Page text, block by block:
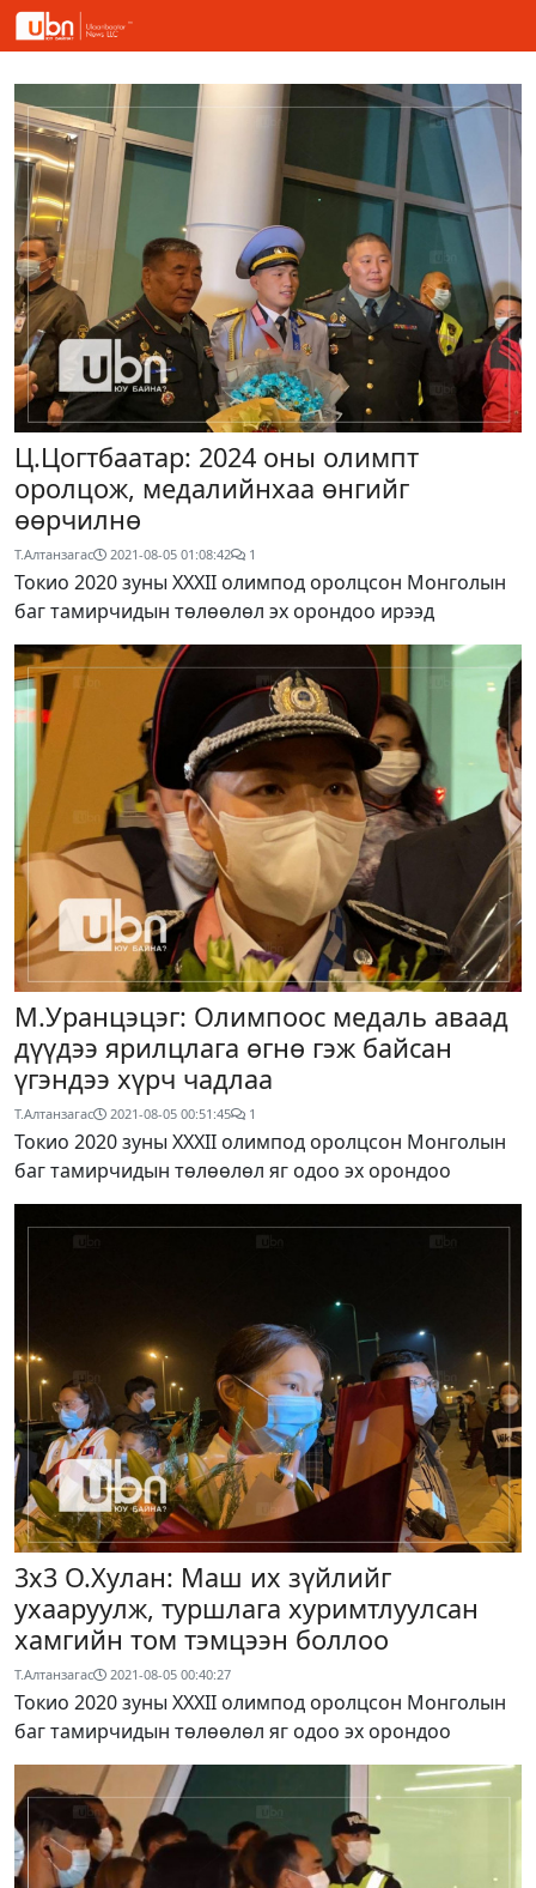
Ц.Цогтбаатар: 2024 оны олимпт
оролцож, медалийнхаа өнгийг
өөрчилнө
Т.Алтанзагас 2021-08-05 01:08:42 1
Токио 2020 зуны XXXII олимпод оролцсон Монголын
баг тамирчидын төлөөлөл эх орондоо ирээд
М.Уранцэцэг: Олимпоос медаль аваад
дүүдээ ярилцлага өгнө гэж байсан
үгэндээ хүрч чадлаа
Т.Алтанзагас 2021-08-05 00:51:45 1
Токио 2020 зуны XXXII олимпод оролцсон Монголын
баг тамирчидын төлөөлөл яг одоо эх орондоо
3х3 О.Хулан: Маш их зүйлийг
ухааруулж, туршлага хуримтлуулсан
хамгийн том тэмцээн боллоо
Т.Алтанзагас 2021-08-05 00:40:27
Токио 2020 зуны XXXII олимпод оролцсон Монголын
баг тамирчидын төлөөлөл яг одоо эх орондоо